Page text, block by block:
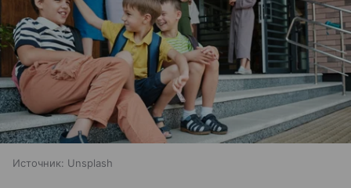
Источник: Unsplash